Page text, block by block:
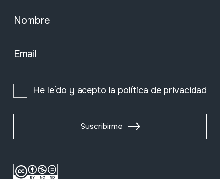
Nombre
Email
He leído y acepto la política de privacidad
Suscribirme